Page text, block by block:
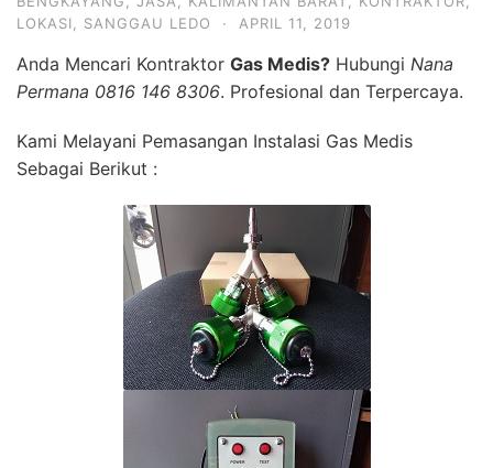
LOKASI
SANGGAU LEDO · APRIL 11, 2019
Anda Mencari Kontraktor Gas Medis? Hubungi Nana
Permana 0816 146 8306. Profesional dan Terpercaya.
Kami Melayani Pemasangan Instalasi Gas Medis
Sebagai Berikut :